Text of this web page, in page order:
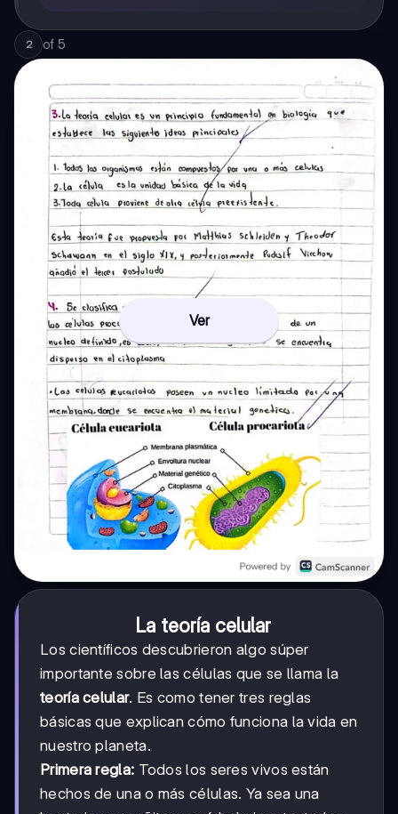
2 of 5
Ver
La teoría celular
Los científicos descubrieron algo súper
importante sobre las células que se llama la
teoría celular. Es como tener tres reglas
básicas que explican cómo funciona la vida en
nuestro planeta.
Primera regla: Todos los seres vivos están
hechos de una o más células. Ya sea una